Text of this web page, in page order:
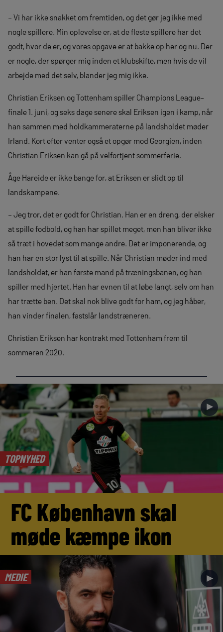
– Vi har ikke snakket om fremtiden, og det gør jeg ikke med
nogle spillere. Min oplevelse er, at de fleste spillere har det
godt, hvor de er, og vores opgave er at bakke op her og nu. Der
er nogle, der spørger mig inden et klubskifte, men hvis de vil
arbejde med det selv, blander jeg mig ikke.
Christian Eriksen og Tottenham spiller Champions League-
finale 1. juni, og seks dage senere skal Eriksen igen i kamp, når
han sammen med holdkammeraterne på landsholdet møder
Irland. Kort efter venter også et opgør mod Georgien, inden
Christian Eriksen kan gå på velfortjent sommerferie.
Åge Hareide er ikke bange for, at Eriksen er slidt op til
landskampene.
– Jeg tror, det er godt for Christian. Han er en dreng, der elsker
at spille fodbold, og han har spillet meget, men han bliver ikke
så træt i hovedet som mange andre. Det er imponerende, og
han har en stor lyst til at spille. Når Christian møder ind med
landsholdet, er han første mand på træningsbanen, og han
spiller med hjertet. Han har evnen til at løbe langt, selv om han
har trætte ben. Det skal nok blive godt for ham, og jeg håber,
han vinder finalen, fastslår landstræneren.
Christian Eriksen har kontrakt med Tottenham frem til
sommeren 2020.
TOPNYHED
►
FC København skal
møde kæmpe ikon
MEDIE ►